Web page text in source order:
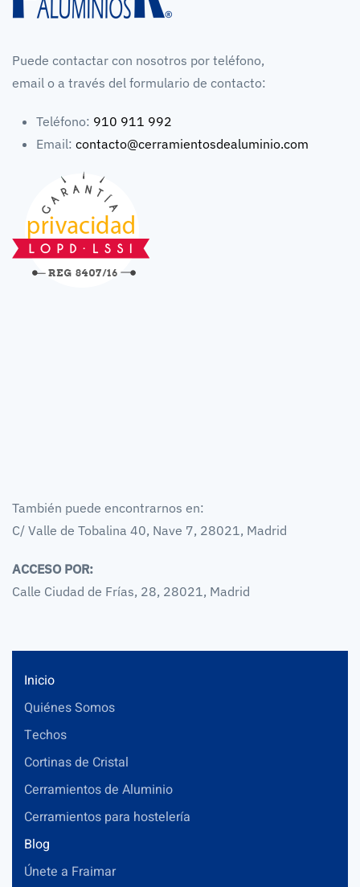
Puede contactar con nosotros por teléfono,
email o a través del formulario de contacto:
Teléfono: 910 911 992
Email: contacto@cerramientosdealuminio.com
También puede encontrarnos en:
C/ Valle de Tobalina 40, Nave 7, 28021, Madrid
ACCESO POR:
Calle Ciudad de Frías, 28, 28021, Madrid
Inicio
Quiénes Somos
Techos
Cortinas de Cristal
Cerramientos de Aluminio
Cerramientos para hostelería
Blog
Únete a Fraimar